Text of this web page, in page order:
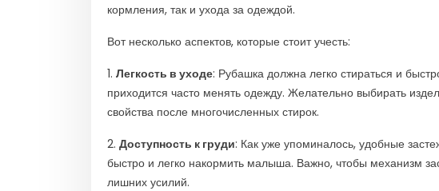
кормления, так и ухода за одеждой.
Вот несколько аспектов, которые стоит учесть:
1. Легкость в уходе: Рубашка должна легко стираться и
приходится часто менять одежду. Желательно выбирать
свойства после многочисленных стирок.
2. Доступность к груди: Как уже упоминалось, удобные
быстро и легко накормить малыша. Важно, чтобы механизм
лишних усилий.